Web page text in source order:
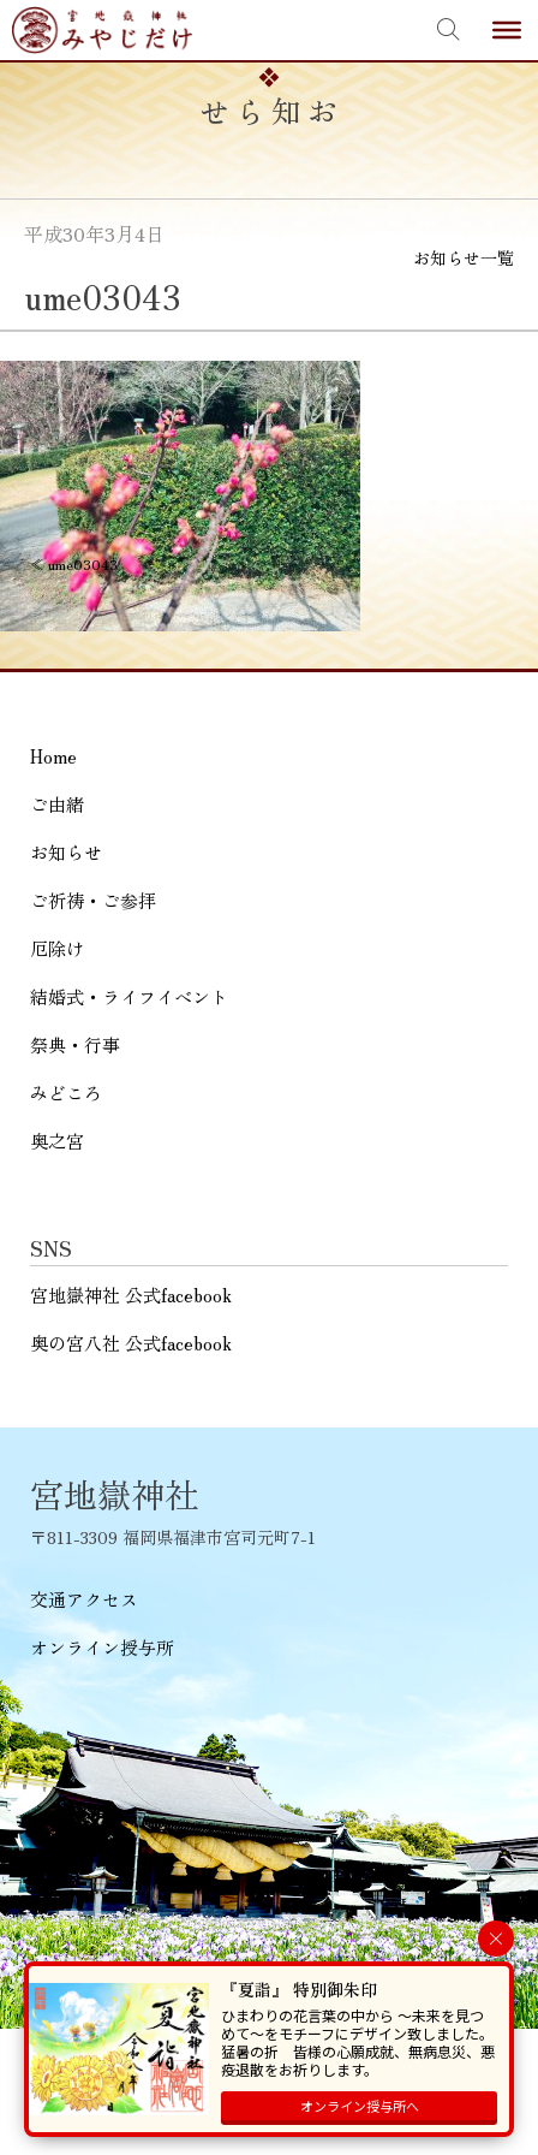
Skip
to
content
お知らせ
平成30年3月4日
お知らせ一覧
ume03043
投
稿
ナ
ビ
ー
シ
ョ
ン
≪ume03043
Home
ご由緒
お知らせ
ご祈祷・ご参拝
厄除け
結婚式・ライフイベント
祭典・行事
みどころ
奥之宮
SNS
宮地嶽神社 公式facebook
奥の宮八社 公式facebook
宮地嶽神社
〒811-3309 福岡県福津市宮司元町7-1
交通アクセス
オンライン授与所
当ホームページで掲載の写真・イラスト等を無断で転写･複製することを
禁じます。
Copyright © Miyajidake Jinjya , All Rights Reserved.
×
『夏詣』 特別御朱印
ひまわりの花言葉の中から 〜未来を見つ
めて〜をモチーフにデザイン致しました。
猛暑の折 皆様の心願成就、無病息災、悪
疫退散をお祈りします。
オンライン授与所へ